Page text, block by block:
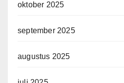
oktober 2025
september 2025
augustus 2025